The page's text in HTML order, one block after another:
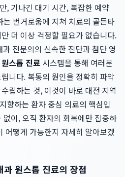
, 기나긴 대기 시간, 복잡한 예약
번거로움에 지쳐 치료의 골든타
더 이상 걱정할 필요가 없습니다.
전문의의 신속한 진단과 첨단 영
원스톱 진료 시스템을 통해 여러분
니다. 복통의 원인을 정확히 파악
립하는 것, 이것이 바로 대전 지역
향하는 환자 중심 의료의 핵심입
이, 오직 환자의 회복에만 집중하
어떻게 가능한지 자세히 알아보겠
원스톱 진료의 장점